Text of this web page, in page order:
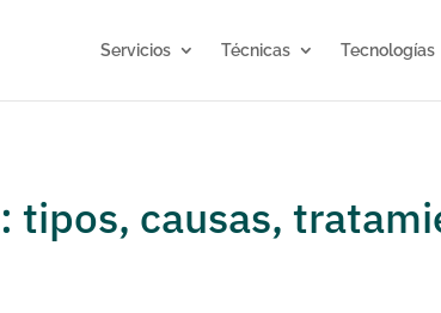
Servicios Técnicas Tecnologías
causas,